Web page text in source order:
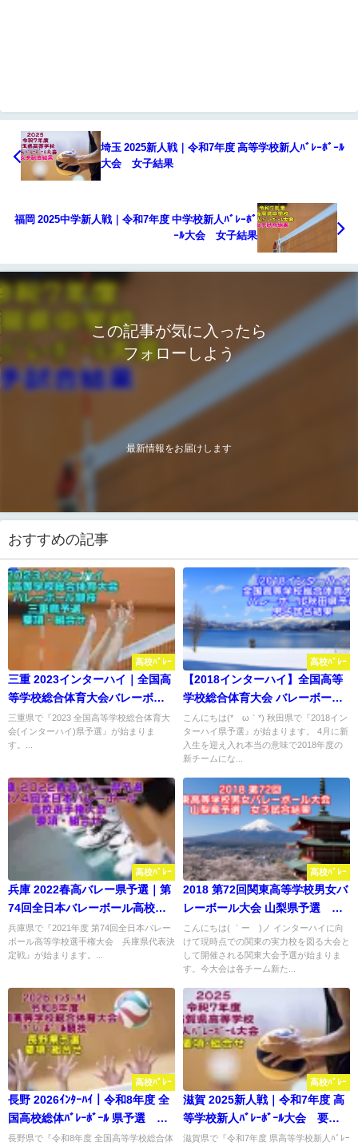
埼玉 2025新人戦｜令和7年度 高等学校新人ﾊﾞﾚｰﾎﾞｰﾙ
大会 女子結果
福岡 2025中学新人戦｜令和7年度 中学校新人ﾊﾞﾚｰﾎﾞ
ｰﾙ大会 女子結果
この記事が気に入ったら
フォローしよう
最新情報をお届けします
おすすめの記事
高校ﾊﾞﾚｰ
三重 2023インターハイ｜全国高
等学校総合体育大会バレーボー
ル県予選 要項･組合せ
三重県で『2023 全国高等学校総合体育大
会(インターハイ)県予選』が始まりま
す。...
高校ﾊﾞﾚｰ
【2018インターハイ】全国高等
学校総合体育大会 バレーボール
秋田県予選 男子試合結果
こんにちは(*´ω｀*) 秋田県で『2018イン
ターハイ県予選』が始まります。 4月に新
入生を迎え入れ本当の意味で2018年度の
新チームにな...
高校ﾊﾞﾚｰ
兵庫 2022春高バレー県予選｜第
74回全日本バレーボール高校選
手権大会 要項・組合せ
兵庫県で『2021年度 第74回全日本バレー
ボール高等学校選手権大会 兵庫県代表決
定戦』が始まります。...
高校ﾊﾞﾚｰ
2018 第72回関東高等学校男女バ
レーボール大会 山梨県予選 女
子試合結果
こんにちは( ｀ー´)ノ インターハイに向
けて現時点での関東の実力校を図る大会と
して開催される関東大会予選が始まりま
す。今大会は各チーム新た...
高校ﾊﾞﾚｰ
長野 2026ｲﾝﾀｰﾊｲ｜令和8年度 全
国高校総体ﾊﾞﾚｰﾎﾞｰﾙ 県予選 要
項･組合せ
長野県で『令和8年度 全国高等学校総合体
高校ﾊﾞﾚｰ
滋賀 2025新人戦｜令和7年度 高
等学校新人ﾊﾞﾚｰﾎﾞｰﾙ大会 要項･
組合せ
滋賀県で『令和7年度 県高等学校新人ﾊﾞﾚｰ